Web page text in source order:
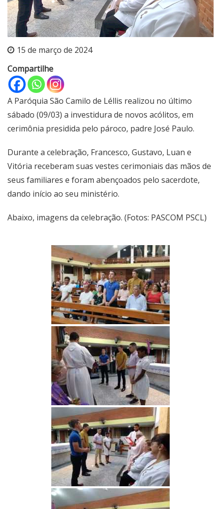
15 de março de 2024
Compartilhe
A Paróquia São Camilo de Léllis realizou no último
sábado (09/03) a investidura de novos acólitos, em
cerimônia presidida pelo pároco, padre José Paulo.
Durante a celebração, Francesco, Gustavo, Luan e
Vitória receberam suas vestes cerimoniais das mãos de
seus familiares e foram abençoados pelo sacerdote,
dando início ao seu ministério.
Abaixo, imagens da celebração. (Fotos: PASCOM PSCL)